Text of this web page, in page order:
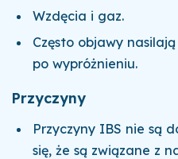
Wzdęcia i gaz.
Często objawy nasilają
po wypróżnieniu.
Przyczyny
Przyczyny IBS nie są
się, że są związane z